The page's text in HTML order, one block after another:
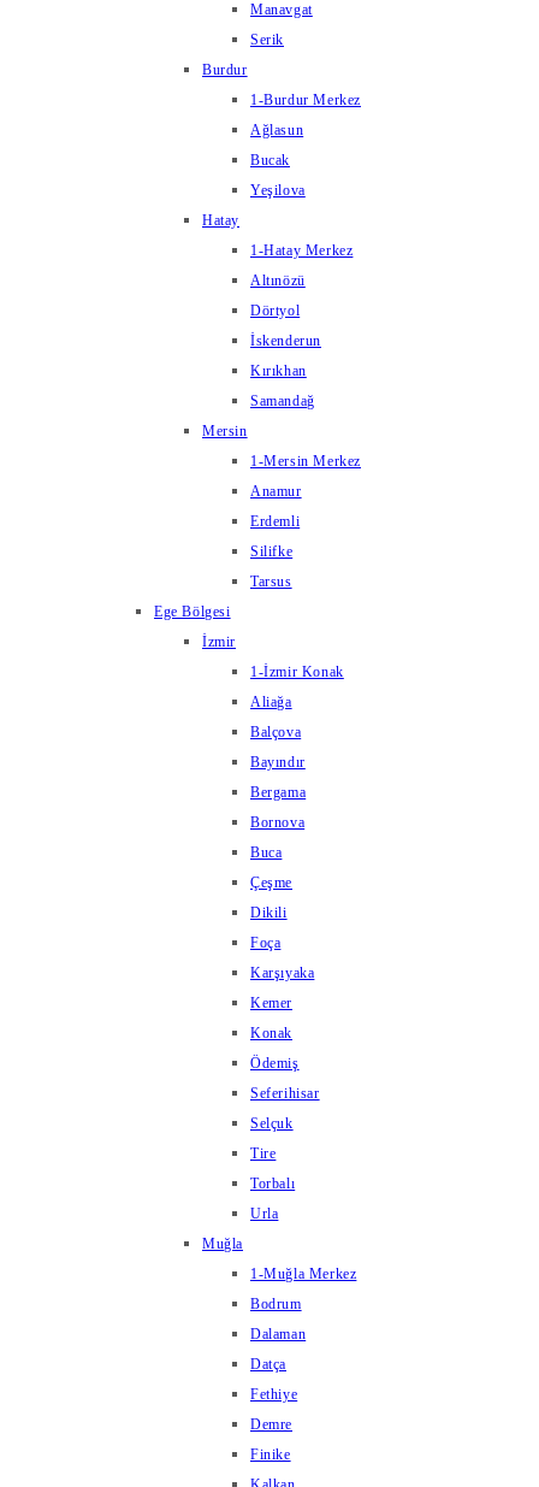
Manavgat
Serik
Burdur
1-Burdur Merkez
Ağlasun
Bucak
Yeşilova
Hatay
1-Hatay Merkez
Altınözü
Dörtyol
İskenderun
Kırıkhan
Samandağ
Mersin
1-Mersin Merkez
Anamur
Erdemli
Silifke
Tarsus
Ege Bölgesi
İzmir
1-İzmir Konak
Aliağa
Balçova
Bayındır
Bergama
Bornova
Buca
Çeşme
Dikili
Foça
Karşıyaka
Kemer
Konak
Ödemiş
Seferihisar
Selçuk
Tire
Torbalı
Urla
Muğla
1-Muğla Merkez
Bodrum
Dalaman
Datça
Fethiye
Demre
Finike